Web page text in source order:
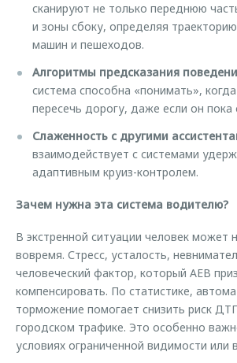
сканируют не только переднюю
и зоны сбоку, определяя
машин и пешеходов.
Алгоритмы предсказания
система способна «понимать»,
пересечь дорогу, даже если он пока
Слаженность с другими
взаимодействует с системами
адаптивным круиз-контролем.
Зачем нужна эта система водителю?
В экстренной ситуации человек может
вовремя. Стресс, усталость,
человеческий фактор, который AEB
компенсировать. По статистике,
торможение помогает снизить риск
городском трафике. Это особенно
условиях ограниченной видимости или